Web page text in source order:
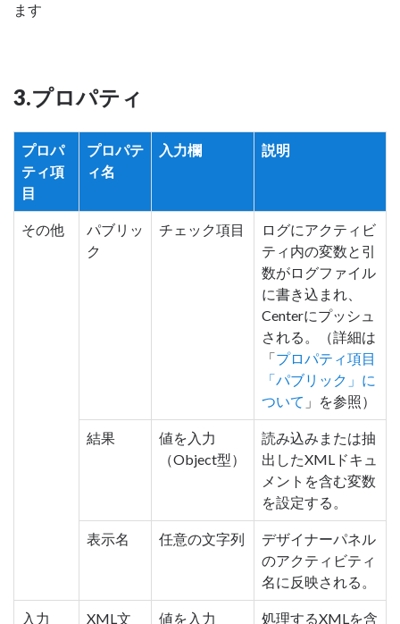
ます
3.プロパティ
プロパ
ティ項
目
プロパテ
ィ名
入力欄 説明
その他
パブリッ
ク
チェック項目
ログにアクティビ
ティ内の変数と引
数がログファイル
に書き込まれ、
Centerにプッシュ
される。（詳細は
「プロパティ項目
「パブリック」に
ついて 」を参照）
結果
値を入力
（Object型）
読み込みまたは抽
出したXMLドキュ
メントを含む変数
を設定する。
表示名 任意の文字列
デザイナーパネル
のアクティビティ
名に反映される。
入力
XML文
値を入力
処理するXMLを含